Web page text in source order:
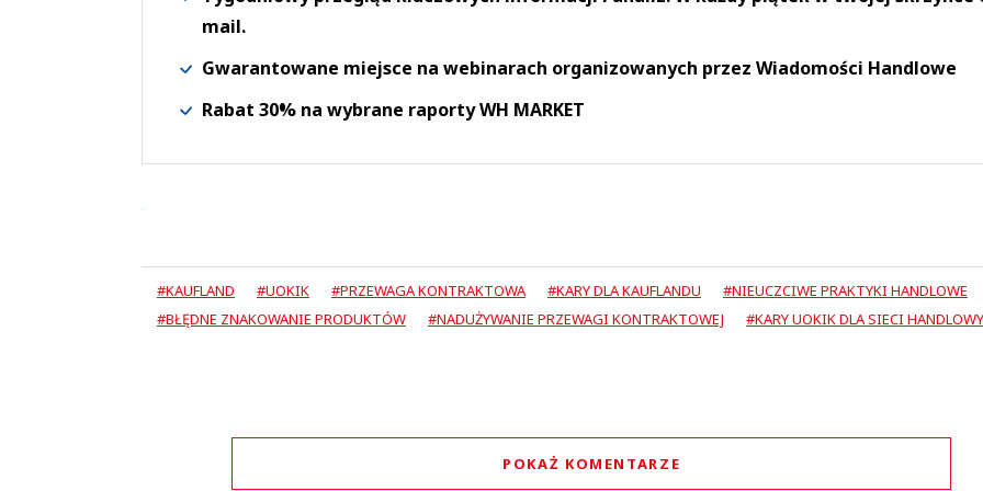
mail.
Gwarantowane miejsce na webinarach organizowanych przez Wiadomości Handlowe
Rabat 30% na wybrane raporty WH MARKET
#KAUFLAND #UOKIK #PRZEWAGA KONTRAKTOWA #KARY DLA KAUFLANDU
#NIEUCZCIWE PRAKTYKI HANDLOWE
#BŁĘDNE ZNAKOWANIE PRODUKTÓW
#NADUŻYWANIE PRZEWAGI KONTRAKTOWEJ #KARY UOKIK DLA SIECI
POKAŻ KOMENTARZE